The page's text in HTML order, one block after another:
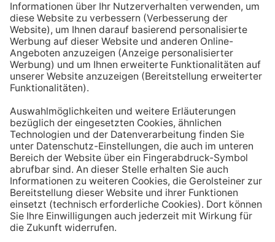
Bett, damit du dieses kleine Morgenritual sofort
durchführen kannst.
Tipp #3: Vor und während jeder Mahlzeit
ein Glas Wasser trinken
Dadurch verknüpfst du das Trinken mit einem Ereignis.
einer Mahlzeit trinken, unterstützt du außerdem die
Produktion von Verdauungssäften. Zusätzlich fördert
das Trinken während des Essens das Sättigungsgefühl.
Tipp #4: Peppe dein Wasser auf
Wenn dir der Geschmack von purem Mineralwasser
nicht reichen sollte, dann kannst du deine Getränke mit
einfachen Mitteln verfeinern. Mische dir einfach